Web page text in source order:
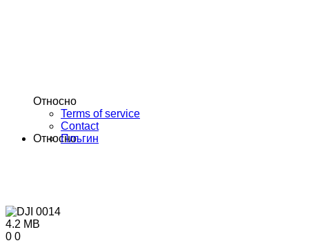
Относно
Относно
Terms of service
Contact
Плъгин
4.2 MB
0 0